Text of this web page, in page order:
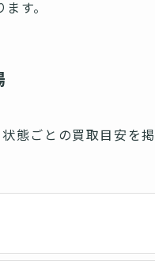
す。
態ごとの買取目安を掲